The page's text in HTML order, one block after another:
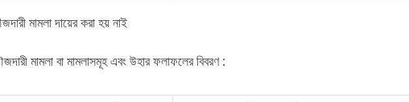
মামলা দায়ের করা হয় নাই
মামলা বা মামলাসমূহ এবং উহার ফলাফলের বিবরণ :